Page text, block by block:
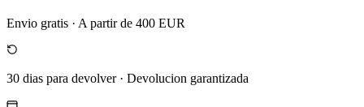
Envio gratis · A partir de 400 EUR
30 dias para devolver· Devolucion garantizada